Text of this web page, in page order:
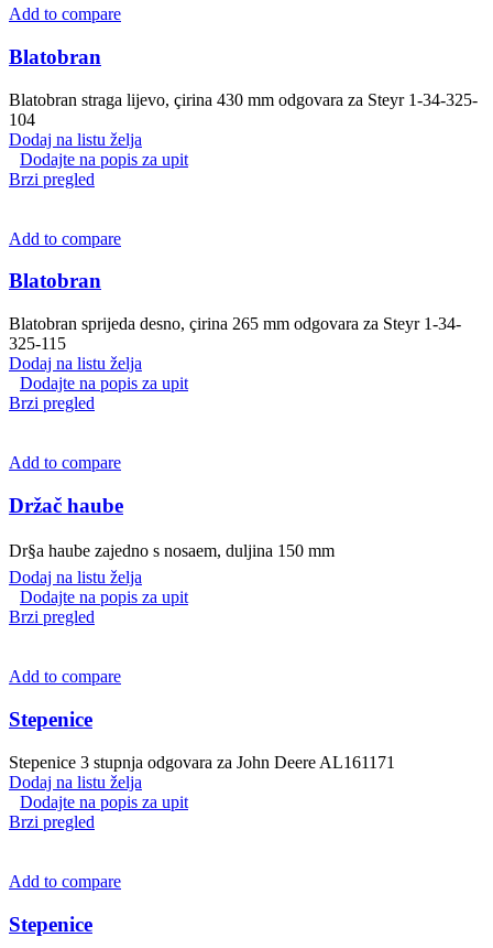
Add to compare
Blatobran
Blatobran straga lijevo, çirina 430 mm odgovara za Steyr 1-34-325-
104
Dodaj na listu želja
Dodajte na popis za upit
Brzi pregled
Add to compare
Blatobran
Blatobran sprijeda desno, çirina 265 mm odgovara za Steyr 1-34-
325-115
Dodaj na listu želja
Dodajte na popis za upit
Brzi pregled
Add to compare
Držač haube
Dr§a haube zajedno s nosaem, duljina 150 mm
Dodaj na listu želja
Dodajte na popis za upit
Brzi pregled
Add to compare
Stepenice
Stepenice 3 stupnja odgovara za John Deere AL161171
Dodaj na listu želja
Dodajte na popis za upit
Brzi pregled
Add to compare
Stepenice